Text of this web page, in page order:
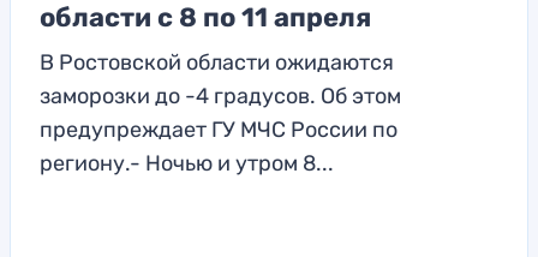
области с 8 по 11 апреля
В Ростовской области ожидаются
заморозки до -4 градусов. Об этом
предупреждает ГУ МЧС России по
региону.- Ночью и утром 8...